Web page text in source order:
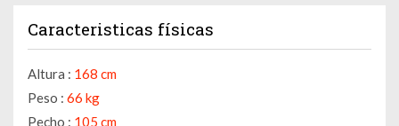
Caracteristicas físicas
Altura : 168 cm
Peso : 66 kg
Pecho : 105 cm